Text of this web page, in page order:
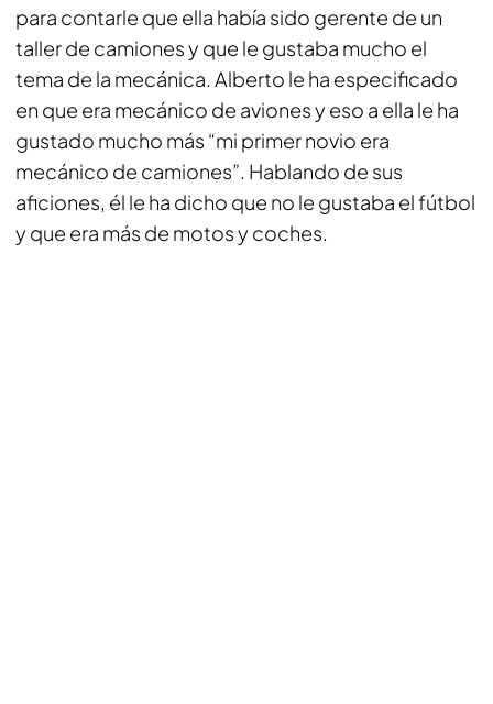
para contarle que ella había sido gerente de un
taller de camiones y que le gustaba mucho el
tema de la mecánica. Alberto le ha especificado
en que era mecánico de aviones y eso a ella le ha
gustado mucho más “mi primer novio era
mecánico de camiones”. Hablando de sus
aficiones, él le ha dicho que no le gustaba el fútbol
y que era más de motos y coches.